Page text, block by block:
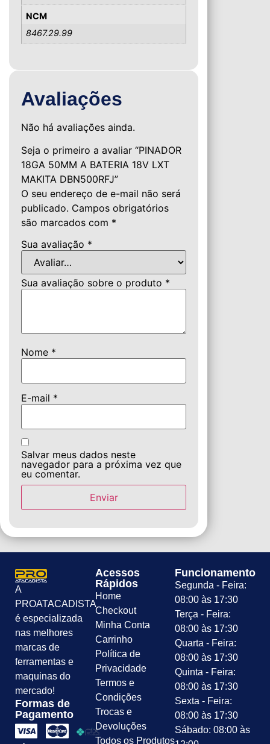
NCM
8467.29.99
Avaliações
Não há avaliações ainda.
Seja o primeiro a avaliar “PINADOR
18GA 50MM A BATERIA 18V LXT
MAKITA DBN500RFJ”
O seu endereço de e-mail não será
publicado. Campos obrigatórios
são marcados com *
Sua avaliação *
Sua avaliação sobre o produto *
Nome *
E-mail *
Salvar meus dados neste
navegador para a próxima vez que
eu comentar.
A
PROATACADISTA
é especializada
nas melhores
marcas de
ferramentas e
maquinas do
mercado!
Formas de
Pagamento
Acessos
Rápidos
Home
Checkout
Minha Conta
Carrinho
Política de
Privacidade
Termos e
Condições
Trocas e
Devoluções
Todos os Produtos
Funcionamento
Segunda - Feira:
08:00 às 17:30
Terça - Feira:
08:00 às 17:30
Quarta - Feira:
08:00 às 17:30
Quinta - Feira:
08:00 às 17:30
Sexta - Feira:
08:00 às 17:30
Sábado: 08:00 às